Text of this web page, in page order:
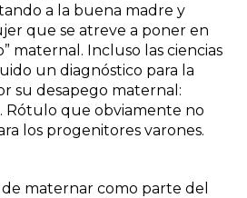
a la buena madre y
que se atreve a poner en
maternal. Incluso las ciencias
un diagnóstico para la
su desapego maternal:
Rótulo que obviamente no
los progenitores varones.
maternar como parte del